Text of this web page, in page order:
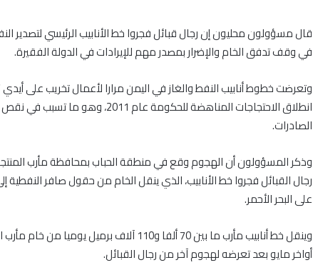
قال مسؤولون محليون إن رجال قبائل فجروا خط الأنابيب الرئيسي لتصدير
في وقف تدفق الخام والإضرار بمصدر مهم للإيرادات في الدولة الفقيرة.
وتعرضت خطوط أنابيب النفط والغاز في اليمن مرارا لأعمال تخريب على
انطلاق الاحتجاجات المناهضة للحكومة عام
الصادرات.
وذكر المسؤولون أن الهجوم وقع في منطقة الحباب بمحافظة مأرب
رجال القبائل فجروا خط الأنابيب، الذي ينقل الخام من حقول صافر
على البحر الأحمر.
وينقل خط أنابيب مأرب ما بين 70 ألفا و110 آلاف
أواخر مايو بعد تعرضه لهجوم آخر من رجال القبائل.